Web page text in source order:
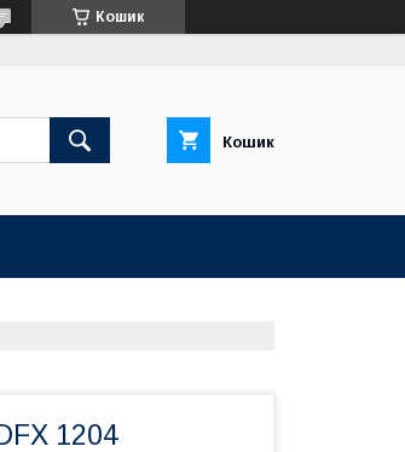
Кошик
Кошик
1204